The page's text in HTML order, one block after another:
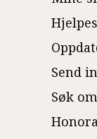
Send
Søk